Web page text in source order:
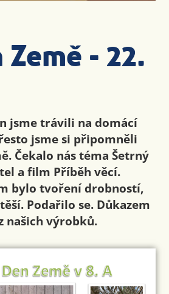
Země - 22.
jsme trávili na domácí
jsme si připomněli
Čekalo nás téma Šetrný
a film Příběh věcí.
bylo tvoření drobností,
Podařilo se. Důkazem
našich výrobků.